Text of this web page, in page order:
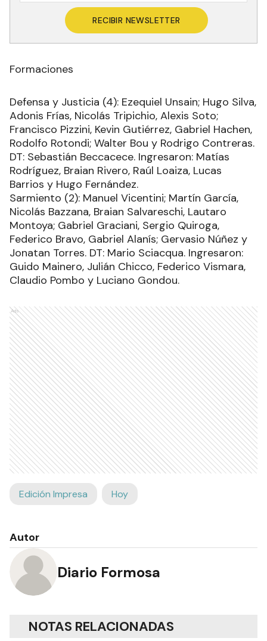
RECIBIR NEWSLETTER
Formaciones
Defensa y Justicia (4): Ezequiel Unsain; Hugo Silva,
Adonis Frías, Nicolás Tripichio, Alexis Soto;
Francisco Pizzini, Kevin Gutiérrez, Gabriel Hachen,
Rodolfo Rotondi; Walter Bou y Rodrigo Contreras.
DT: Sebastián Beccacece. Ingresaron: Matías
Rodríguez, Braian Rivero, Raúl Loaiza, Lucas
Barrios y Hugo Fernández.
Sarmiento (2): Manuel Vicentini; Martín García,
Nicolás Bazzana, Braian Salvareschi, Lautaro
Montoya; Gabriel Graciani, Sergio Quiroga,
Federico Bravo, Gabriel Alanís; Gervasio Núñez y
Jonatan Torres. DT: Mario Sciacqua. Ingresaron:
Guido Mainero, Julián Chicco, Federico Vismara,
Claudio Pombo y Luciano Gondou.
Ads
Edición Impresa Hoy
Autor
Diario Formosa
NOTAS RELACIONADAS